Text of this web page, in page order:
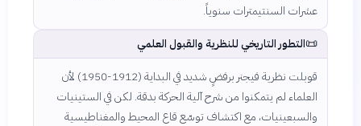
عشرات السنتيمترات سنوياً.
📜التطور التاريخي للنظرية والقبول العلمي
قوبلت نظرية فيجنر برفضٍ شديد في البداية (1912-1950) لأن
العلماء لم يتمكنوا من شرح آلية الحركة بدقة. لكن في الستينيات
والسبعينيات، مع اكتشاف توسّع قاع المحيط والمغناطيسية